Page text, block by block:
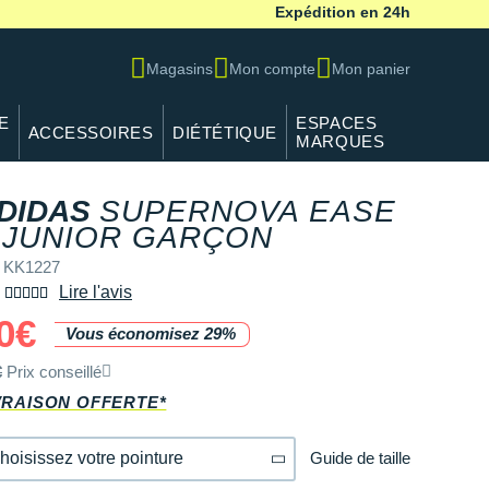
Expédition en 24h
Magasins Mon compte Mon panier
ACCESSOIRES DIÉTÉTIQUE
ESPACES
MARQUES
SUPERNOVA EASE
GARÇON
KK1227
Lire l'avis
Vous économisez 29%
Prix conseillé
OFFERTE*
votre pointure Guide de taille